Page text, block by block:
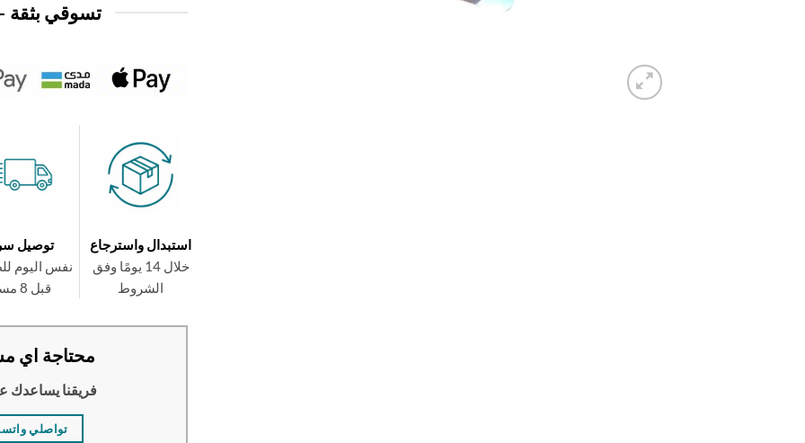
تسوقي بثقة
استبدال واسترجاع
خلال 14 يومًا وفق
الشروط
توصيل
نفس اليوم
قبل 8 مساءً
محتاجة اي
فريقنا يساعدك
تواصلي